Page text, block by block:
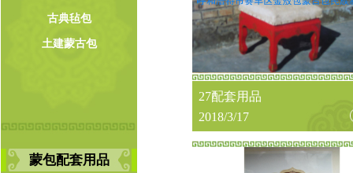
古典毡包
土建蒙古包
蒙包配套用品
27配套用品
2018/3/17